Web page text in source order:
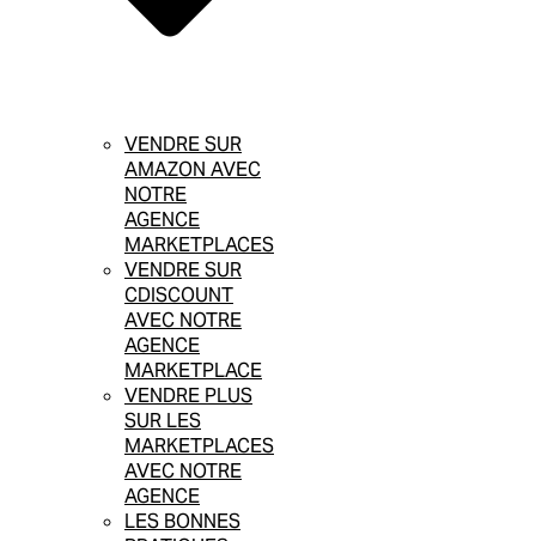
VENDRE SUR
AMAZON AVEC
NOTRE
AGENCE
MARKETPLACES
VENDRE SUR
CDISCOUNT
AVEC NOTRE
AGENCE
MARKETPLACE
VENDRE PLUS
SUR LES
MARKETPLACES
AVEC NOTRE
AGENCE
LES BONNES